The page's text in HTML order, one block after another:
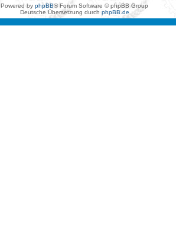
Powered by phpBB® Forum Software © phpBB Group
Deutsche Übersetzung durch phpBB.de